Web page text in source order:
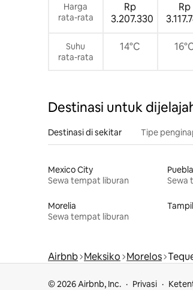
Harga
rata-rata
Rp
3.207.330
Rp
Suhu
rata-rata
14°C
Destinasi untuk
Destinasi di sekitar Tipe
Mexico City
Sewa tempat liburan
Puebla
Sewa
Morelia
Sewa tempat liburan
Airbnb Meksiko Morelos
© 2026 Airbnb, Inc. Privasi